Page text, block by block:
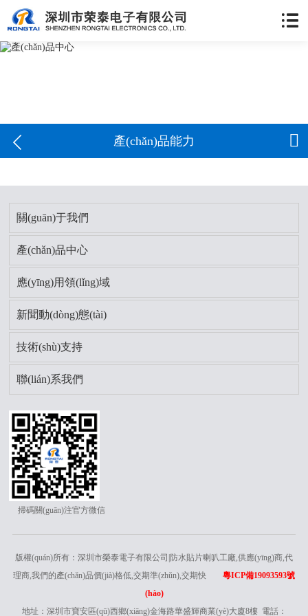
 產(chǎn)品能力 
關(guān)于我們
產(chǎn)品中心
應(yīng)用領(lǐng)域
新聞動(dòng)態(tài)
技術(shù)支持
聯(lián)系我們
掃碼關(guān)注官方微信
版權(quán)所有：深圳市榮泰電子有限公司|防水貼片喇叭工廠,供應(yīng)商,代
理商,我們的產(chǎn)品價(jià)格低,交期準(zhǔn),交期快
粵ICP備19093593號
(hào)
地址：深圳市寶安區(qū)西鄉(xiāng)金海路華盛輝商業(yè)大廈8樓 電話：